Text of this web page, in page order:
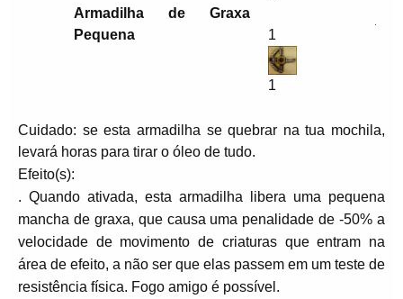
Armadilha de Graxa
Pequena
1
1
Cuidado: se esta armadilha se quebrar na tua mochila,
levará horas para tirar o óleo de tudo.
Efeito(s):
. Quando ativada, esta armadilha libera uma pequena
mancha de graxa, que causa uma penalidade de -50% a
velocidade de movimento de criaturas que entram na
área de efeito, a não ser que elas passem em um teste de
resistência física. Fogo amigo é possível.